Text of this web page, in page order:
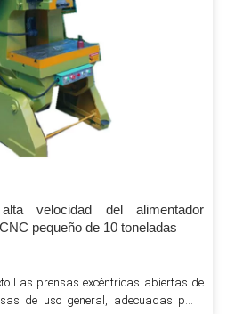
velocidad del alimentador
pequeño de 10 toneladas
Las prensas excéntricas abiertas de
de uso general, adecuadas para